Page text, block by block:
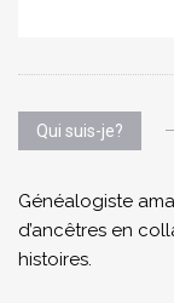
Qui suis-je?
Généalogiste
d’ancêtres en
histoires.